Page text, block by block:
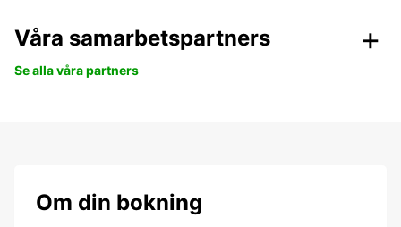
Våra samarbetspartners
Se alla våra partners
Om din bokning